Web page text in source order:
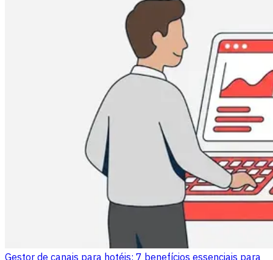
Gestor de canais para hotéis: 7 benefícios essenciais para